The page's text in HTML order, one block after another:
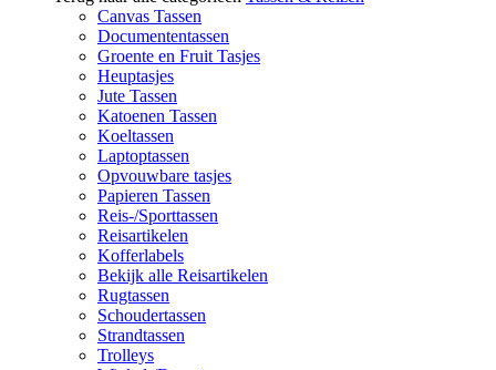
Canvas Tassen
Documententassen
Groente en Fruit Tasjes
Heuptasjes
Jute Tassen
Katoenen Tassen
Koeltassen
Laptoptassen
Opvouwbare tasjes
Papieren Tassen
Reis-/Sporttassen
Reisartikelen
Kofferlabels
Bekijk alle Reisartikelen
Rugtassen
Schoudertassen
Strandtassen
Trolleys